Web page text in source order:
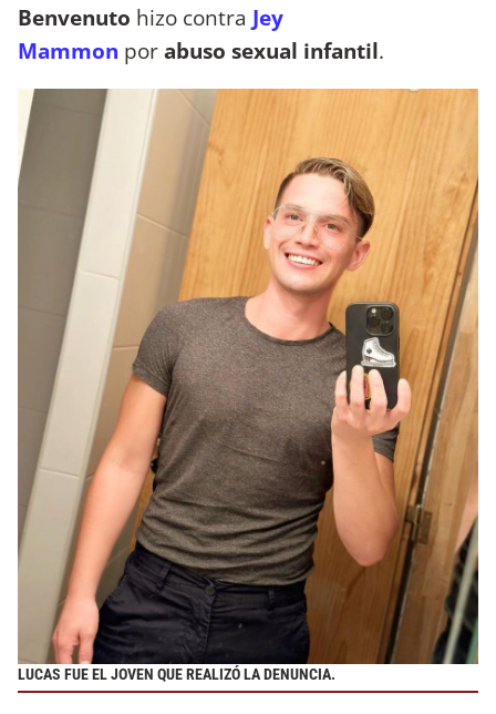
Benvenuto hizo contra Jey
Mammon porabuso sexual infantil.
LUCAS FUE EL JOVEN QUE REALIZÓ LA DENUNCIA.